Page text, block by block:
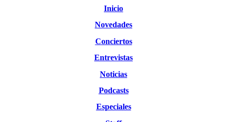
Inicio
Novedades
Conciertos
Entrevistas
Noticias
Podcasts
Especiales